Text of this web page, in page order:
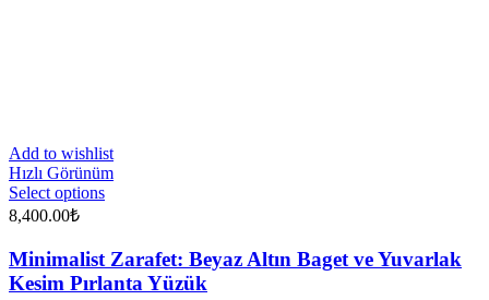
Add to wishlist
Hızlı Görünüm
Select options
8,400.00₺
Minimalist Zarafet: Beyaz Altın Baget ve Yuvarlak
Kesim Pırlanta Yüzük